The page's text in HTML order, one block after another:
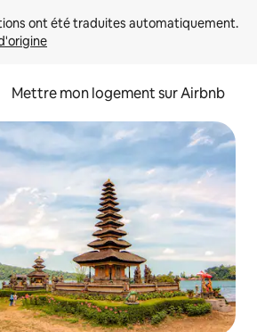
Mettre mon logement sur Airbnb